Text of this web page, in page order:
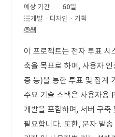
예상 기간
60일
개발 · 디자인 · 기획
웹
이 프로젝트는 전자 투표 시
축을 목표로 하며, 사용자
증 등)을 통한 투표 및 집계
주요 기술 스택은 사용자용
개발을 포함하며, 서버 구축
필요합니다. 또한, 문자 발